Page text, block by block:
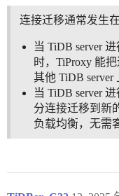
连接迁移通常发生
当 TiDB server
时，TiProxy 能
其他 TiDB server
当 TiDB server
分连接迁移到新
负载均衡，无需